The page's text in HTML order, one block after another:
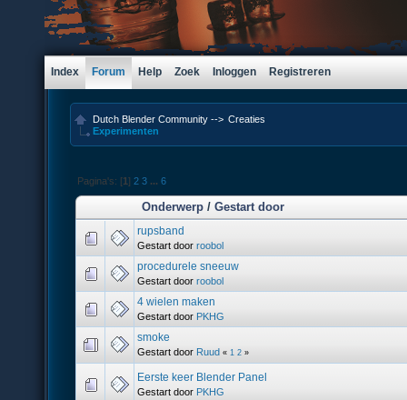
Index Forum Help Zoek Inloggen Registreren
Dutch Blender Community --> Creaties
Experimenten
Pagina's: [1]2 3 ...6
Onderwerp /Gestart door
rupsband
Gestart door roobol
procedurele sneeuw
Gestart door roobol
4 wielen maken
Gestart door PKHG
smoke
Gestart door Ruud « 1 2 »
Eerste keer Blender Panel
Gestart door PKHG